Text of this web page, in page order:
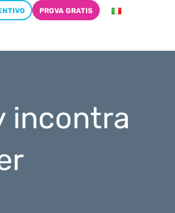
PROVA GRATIS
incontra